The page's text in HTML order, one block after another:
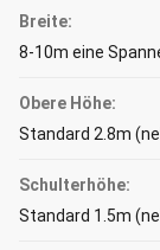
Breite:
8-10m eine
Obere Höhe:
Standard 2.8m
Schulterhöhe:
Standard 1.5m